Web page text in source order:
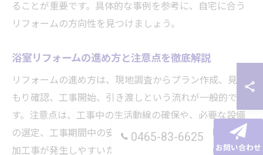
ることが重要です。具体的な事例を参考に、自宅に合う
リフォームの方向性を見つけましょう。
浴室リフォームの進め方と注意点を徹底解説
リフォームの進め方は、現地調査からプラン作成、見積
もり確認、工事開始、引き渡しという流れが一般的で
す。注意点は、工事中の生活動線の確保や、必要な設備
の選定、工事期間中の安全対策です。また、予期せぬ追
加工事が発生しやすいため、事前にリスクや追加費用に
0465-83-6625
お問い合わせ